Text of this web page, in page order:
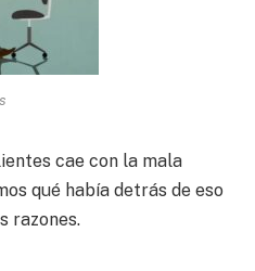
cae con la mala
qué había detrás de eso
razones.